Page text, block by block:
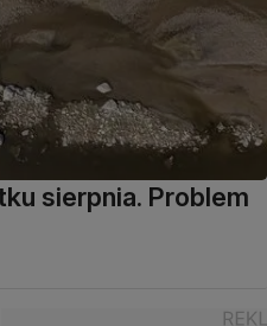
sierpnia. Problem